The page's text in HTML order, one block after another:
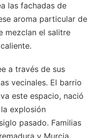
las fachadas de
aroma particular de
mezclan el salitre
a través de sus
vecinales. El barrio
este espacio, nació
explosión
pasado. Familias